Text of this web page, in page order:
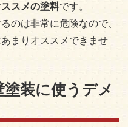
スメの塗料です。
のは非常に危険なので、
まりオススメできませ
装に使うデメ